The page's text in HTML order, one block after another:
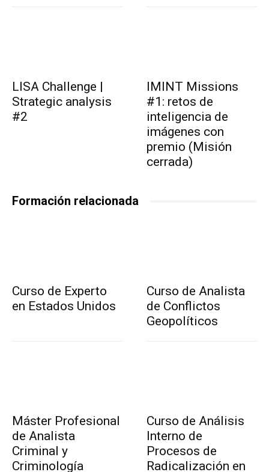
LISA Challenge |
Strategic analysis
#2
IMINT Missions
#1: retos de
inteligencia de
imágenes con
premio (Misión
cerrada)
Formación relacionada
Curso de Experto
en Estados Unidos
Curso de Analista
de Conflictos
Geopolíticos
Máster Profesional
de Analista
Criminal y
Criminología
Curso de Análisis
Interno de
Procesos de
Radicalización en